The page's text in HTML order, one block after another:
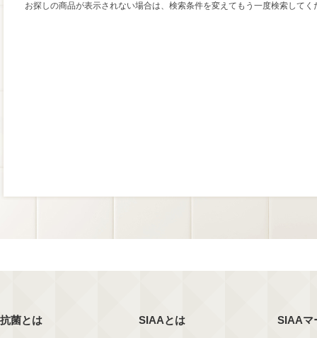
お探しの商品が表示されない場合は、検索条件を変えてもう一度検索してく
抗菌とは SIAAとは SIAAマ